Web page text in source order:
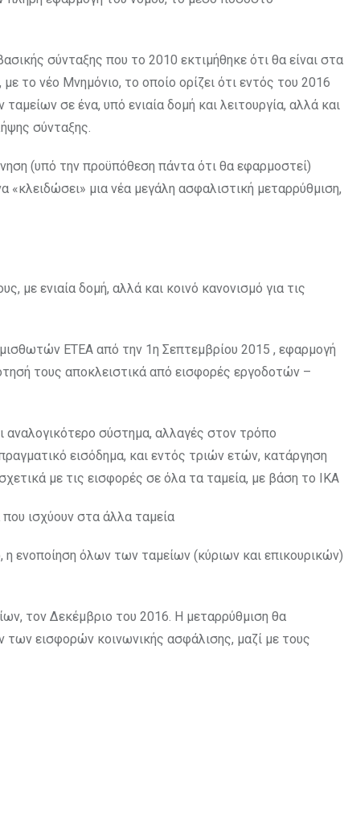
σύνταξης που το 2010 εκτιμήθηκε ότι θα είναι στα
το νέο Μνημόνιο, το οποίο ορίζει ότι εντός του 2016
σε ένα, υπό ενιαία δομή και λειτουργία, αλλά και
σύνταξης.
(υπό την προϋπόθεση πάντα ότι θα εφαρμοστεί)
μια νέα μεγάλη ασφαλιστική μεταρρύθμιση,
με ενιαία δομή, αλλά και κοινό κανονισμό για τις
ETEA από την 1η Σεπτεμβρίου 2015 , εφαρμογή
τους αποκλειστικά από εισφορές εργοδοτών –
σύστημα, αλλαγές στον τρόπο
εισόδημα, και εντός τριών ετών, κατάργηση
με τις εισφορές σε όλα τα ταμεία, με βάση το ΙΚΑ
ισχύουν στα άλλα ταμεία
ενοποίηση όλων των ταμείων (κύριων και επικουρικών)
τον Δεκέμβριο του 2016. Η μεταρρύθμιση θα
εισφορών κοινωνικής ασφάλισης, μαζί με τους